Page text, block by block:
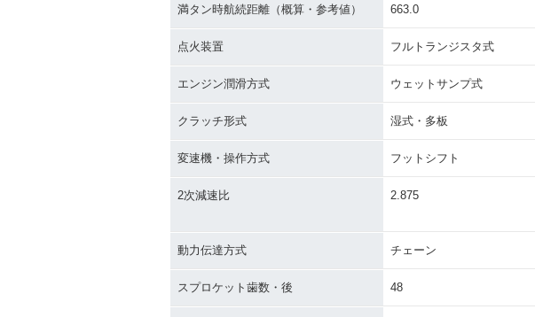
満タン時航続距離（概算・参考値） 663.0
点火装置 フルトランジスタ式
エンジン潤滑方式 ウェットサンプ式
クラッチ形式 湿式・多板
変速機・操作方式 フットシフト
2次減速比 2.875
動力伝達方式 チェーン
スプロケット歯数・後 48